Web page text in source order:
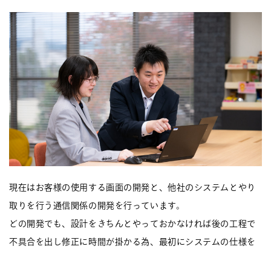
現在はお客様の使用する画面の開発と、他社のシステムとやり
取りを行う通信関係の開発を行っています。
どの開発でも、設計をきちんとやっておかなければ後の工程で
不具合を出し修正に時間が掛かる為、最初にシステムの仕様を